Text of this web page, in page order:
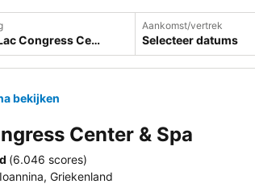
Aankomst/vertrek
Selecteer datums
bekijken
Center & Spa
(6.046 scores)
Griekenland